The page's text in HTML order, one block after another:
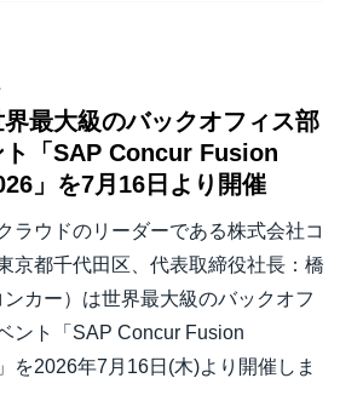
最大級のバックオフィス部
ト「SAP Concur Fusion
」を7月16日より開催
ラウドのリーダーである株式会社コ
京都千代田区、代表取締役社長：橋
カー）は世界最大級のバックオフ
ント「SAP Concur Fusion
を2026年7月16日(木)より開催しま